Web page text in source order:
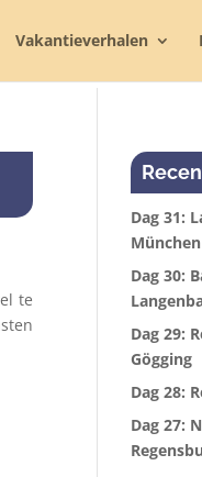
Vakantieverhalen
te
Dag 31:
München
Dag 30:
Dag 29:
Gögging
Dag 28:
Dag 27: